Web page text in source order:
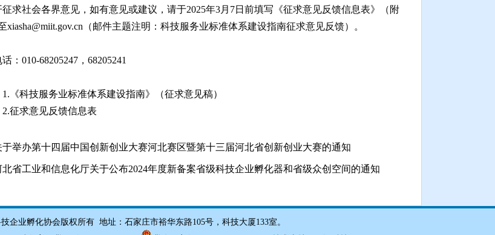
征求社会各界意见，如有意见或建议，请于2025年3月7日前填写《征求意见反馈信息表》（附
xiasha@miit.gov.cn（邮件主题注明：科技服务业标准体系建设指南征求意见反馈）。
：010-68205247，68205241
《科技服务业标准体系建设指南》（征求意见稿）
征求意见反馈信息表
于举办第十四届中国创新创业大赛河北赛区暨第十三届河北省创新创业大赛的通知
北省工业和信息化厅关于公布2024年度新备案省级科技企业孵化器和省级众创空间的通知
企业孵化协会版权所有 地址：石家庄市裕华东路105号，科技大厦133室。